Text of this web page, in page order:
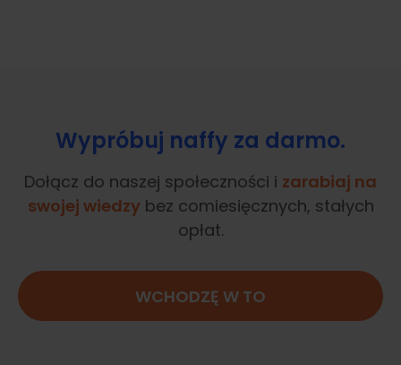
Wypróbuj naffy za darmo.
Dołącz do naszej społeczności i zarabiaj na
swojej wiedzybez comiesięcznych, stałych
opłat.
WCHODZĘ W TO